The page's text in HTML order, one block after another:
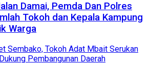
Damai, Pemda Dan Polres
Tokoh dan Kepala Kampung
Warga